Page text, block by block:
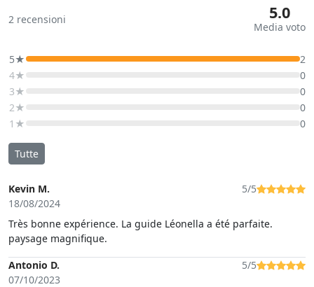
2 recensioni 5.0
Media voto
5★
2
4★
0
3★
0
2★
0
1★
0
Tutte
Kevin M.
18/08/2024
5/5
Très bonne expérience. La guide Léonella a été parfaite.
paysage magnifique.
Antonio D.
07/10/2023
5/5